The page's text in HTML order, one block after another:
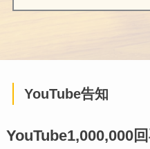
YouTube告知
YouTube1,000,000回